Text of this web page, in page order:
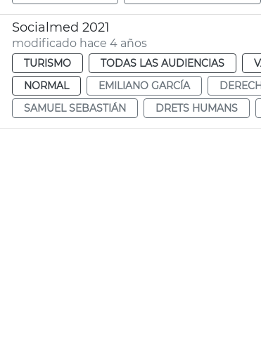
Socialmed 2021
modificado hace 4 años
TURISMO TODAS LAS AUDIENCIAS
NORMAL
EMILIANO GARCÍA
SAMUEL SEBASTIÁN
DRETS HUMANS